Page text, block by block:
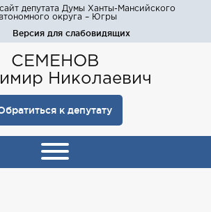
депутата Думы Ханты-Мансийского
округа – Югры
Версия для слабовидящих
СЕМЕНОВ
Николаевич
к депутату